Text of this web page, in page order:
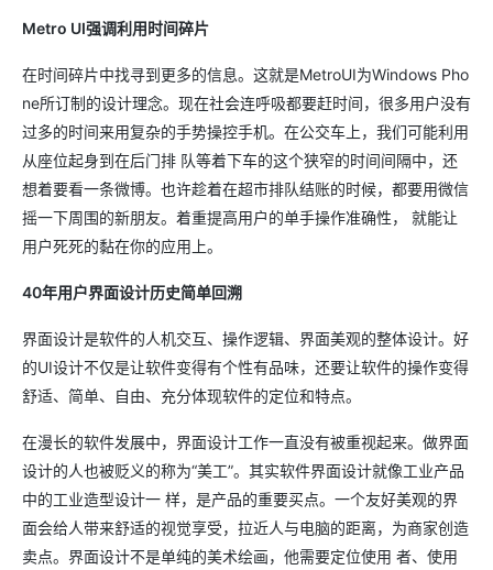
Metro UI强调利用时间碎片
在时间碎片中找寻到更多的信息。这就是MetroUI为Windows Pho
ne所订制的设计理念。现在社会连呼吸都要赶时间，很多用户没有
过多的时间来用复杂的手势操控手机。在公交车上，我们可能利用
从座位起身到在后门排 队等着下车的这个狭窄的时间间隔中，还
想着要看一条微博。也许趁着在超市排队结账的时候，都要用微信
摇一下周围的新朋友。着重提高用户的单手操作准确性， 就能让
用户死死的黏在你的应用上。
40年用户界面设计历史简单回溯
界面设计是软件的人机交互、操作逻辑、界面美观的整体设计。好
的UI设计不仅是让软件变得有个性有品味，还要让软件的操作变得
舒适、简单、自由、充分体现软件的定位和特点。
在漫长的软件发展中，界面设计工作一直没有被重视起来。做界面
设计的人也被贬义的称为“美工”。其实软件界面设计就像工业产品
中的工业造型设计一 样，是产品的重要买点。一个友好美观的界
面会给人带来舒适的视觉享受，拉近人与电脑的距离，为商家创造
卖点。界面设计不是单纯的美术绘画，他需要定位使用 者、使用